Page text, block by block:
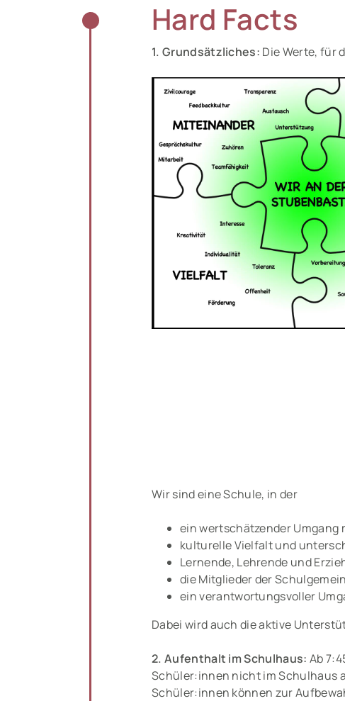
Hard Facts
1. Grundsätzliches: Die Werte, für
Wir sind eine Schule, in der
ein wertschätzender Umgang
kulturelle Vielfalt und
Lernende, Lehrende und
die Mitglieder der
ein verantwortungsvoller
Dabei wird auch die aktive
2. Aufenthalt im Schulhaus: Ab
Schüler:innen nicht im Schulhaus
Schüler:innen können zur